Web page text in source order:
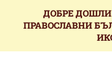
ДОБРЕ ДОШЛИ
ПРАВОСЛАВНИ